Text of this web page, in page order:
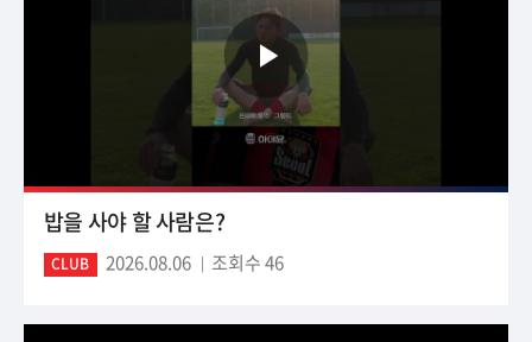
밥을 사야 할 사람은?
CLUB 2026.08.06 조회수 46